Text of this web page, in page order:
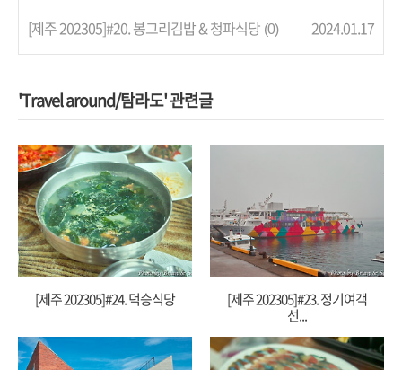
[제주 202305]#20. 봉그리김밥 & 청파식당 (0) 2024.01.17
'Travel around/탐라도' 관련글
[제주 202305]#24. 덕승식당
[제주 202305]#23. 정기여객
선...